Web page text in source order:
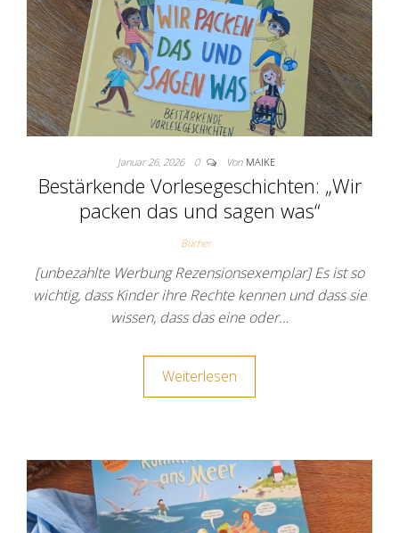
Januar 26, 2026 0 Von MAIKE
Bestärkende Vorlesegeschichten: „Wir
packen das und sagen was“
Bücher
[unbezahlte Werbung Rezensionsexemplar] Es ist so
wichtig, dass Kinder ihre Rechte kennen und dass sie
wissen, dass das eine oder…
Weiterlesen